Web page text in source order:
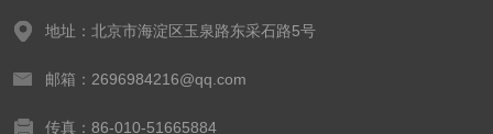
地址：北京市海淀区玉泉路东采石路5号
邮箱：2696984216@qq.com
传真：86-010-51665884